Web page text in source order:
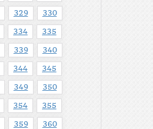
329 330
334 335
339 340
344 345
349 350
354 355
359 360